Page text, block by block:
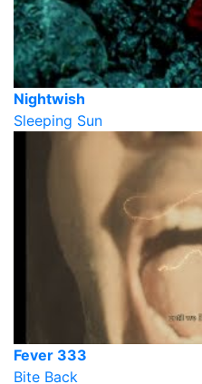
Nightwish
Sleeping Sun
Fever 333
Bite Back